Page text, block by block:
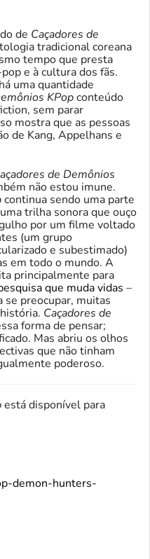
de Caçadores de
tradicional coreana
tempo que presta
e à cultura dos fãs.
uma quantidade
KPopconteúdo
sem parar
mostra que as pessoas
de Kang, Appelhans e
de Demônios
não estou imune.
continua sendo uma parte
trilha sonora que ouço
por um filme voltado
(um grupo
e subestimado)
em todo o mundo. A
principalmente para
que muda vidas –
se preocupar, muitas
Caçadores de
forma de pensar;
Mas abriu os olhos
que não tinham
poderoso.
está disponível para
demon-hunters-